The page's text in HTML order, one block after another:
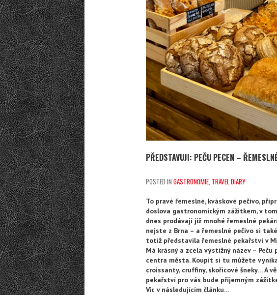
PŘEDSTAVUJI: PEČU PECEN –
POSTED IN GASTRONOMIE, TRAVEL DIARY
To pravé řemeslné, kváskové pečivo,
doslova gastronomickým zážitkem, v
dnes prodávají již mnohé řemeslné
nejste z Brna – a řemeslné pečivo si
totiž představila řemeslné pekařství v
Má krásný a zcela výstižný název –
centra města. Koupit si tu můžete
croissanty, cruffiny, skořicové šneky… A
pekařství pro vás bude příjemným
Víc v následujícím článku…